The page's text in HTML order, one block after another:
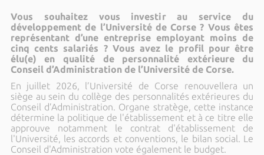
Vous souhaitez vous investir au service du
développement de l’Université de Corse ? Vous êtes
représentant d’une entreprise employant moins de
cinq cents salariés ? Vous avez le profil pour être
élu(e) en qualité de personnalité extérieure du
Conseil d’Administration de l’Université de Corse.
En juillet 2026, l’Université de Corse renouvellera un
siège au sein du collège des personnalités extérieures du
Conseil d’Administration. Organe stratège, cette instance
détermine la politique de l'établissement et à ce titre elle
approuve notamment le contrat d'établissement de
l'Université, les accords et conventions, le bilan social. Le
Conseil d'Administration vote également le budget.